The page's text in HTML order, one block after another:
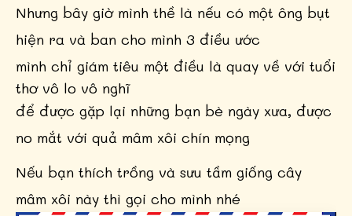
Nhưng bây giờ mình thề là nếu có một ông bụt
hiện ra và ban cho mình 3 điều ước
mình chỉ giám tiêu một điều là quay về với tuổi
thơ vô lo vô nghĩ
để được gặp lại những bạn bè ngày xưa, được
no mắt với quả mâm xôi chín mọng
Nếu bạn thích trồng và sưu tầm giống cây
mâm xôi này thì gọi cho mình nhé